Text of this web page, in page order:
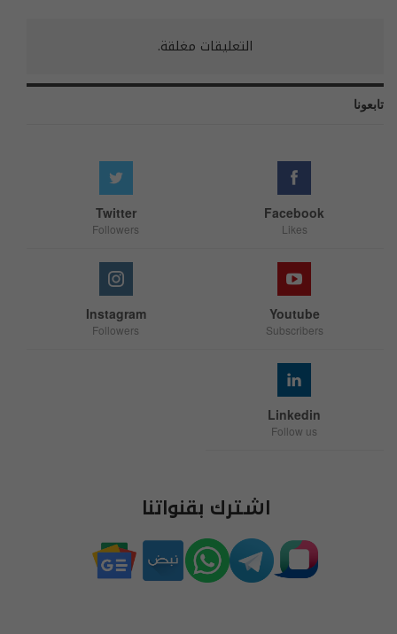
التعليقات مغلقة.
تابعونا
Facebook
Likes
Twitter
Followers
Youtube
Subscribers
Instagram
Followers
Linkedin
Follow us
اشترك بقنواتنا